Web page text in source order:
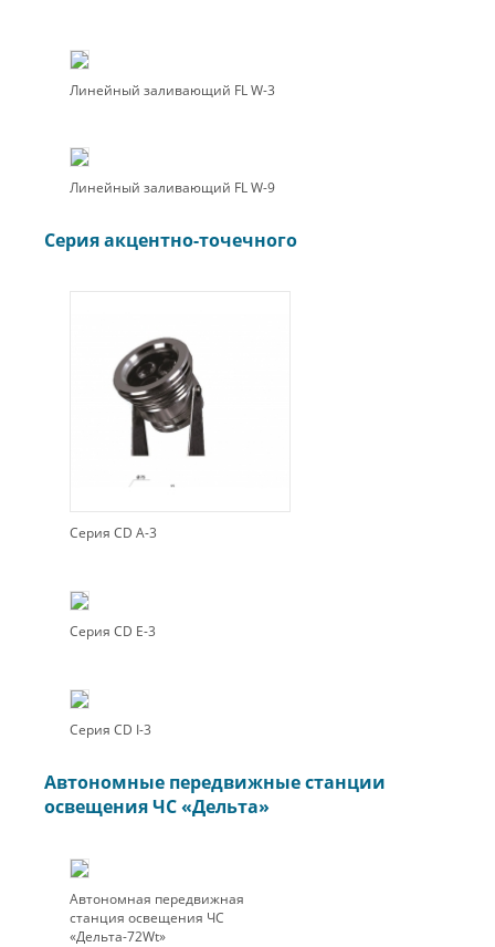
Линейный заливающий FL W-3
Линейный заливающий FL W-9
Серия акцентно-точечного
Серия CD A-3
Серия CD E-3
Серия CD I-3
Автономные передвижные станции
освещения ЧС «Дельта»
Автономная передвижная
станция освещения ЧС
«Дельта-72Wt»